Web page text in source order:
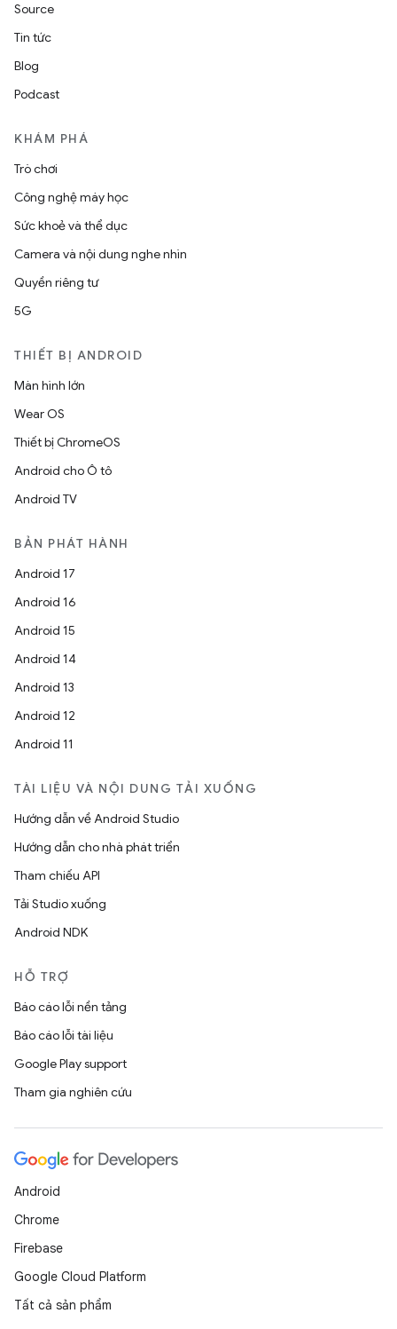
Source
Tin tức
Blog
Podcast
KHÁM PHÁ
Trò chơi
Công nghệ máy học
Sức khoẻ và thể dục
Camera và nội dung nghe nhìn
Quyền riêng tư
5G
THIẾT BỊ ANDROID
Màn hình lớn
Wear OS
Thiết bị ChromeOS
Android cho Ô tô
Android TV
BẢN PHÁT HÀNH
Android 17
Android 16
Android 15
Android 14
Android 13
Android 12
Android 11
TÀI LIỆU VÀ NỘI DUNG TẢI XUỐNG
Hướng dẫn về Android Studio
Hướng dẫn cho nhà phát triển
Tham chiếu API
Tải Studio xuống
Android NDK
HỖ TRỢ
Báo cáo lỗi nền tảng
Báo cáo lỗi tài liệu
Google Play support
Tham gia nghiên cứu
Android
Chrome
Firebase
Google Cloud Platform
Tất cả sản phẩm